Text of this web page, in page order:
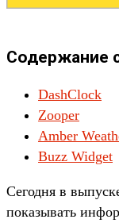
Содержание
DashClock
Zooper
Amber
Buzz Widget
Сегодня в
показывать